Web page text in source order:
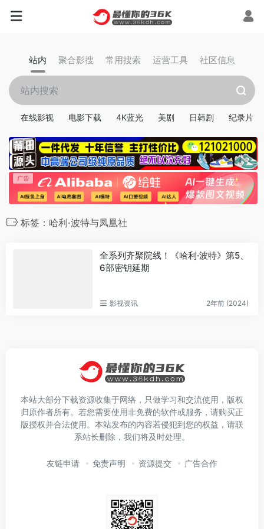
站内 聚合影搜 常用搜索 运营工具 社区信息
在线影视 电影下载 4K蓝光 美剧 日韩剧 纪录片
标签：哈利·波特与凤凰社
全系列齐聚院线！《哈利·波特》第5、
6部密钥延期
影视资讯 2年前 (2024)
本站大部分下载资源收集于网络，只做学习和交流使用，版权
归原作者所有。若您需要使用非免费的软件或服务，请购买正
版授权并合法使用。本站发布的内容若侵犯到您的权益，请联
系站长删除，我们将及时处理。
友链申请 免责声明 资源提交 广告合作